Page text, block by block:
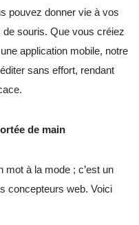
pouvez donner vie à vos
souris. Que vous créiez
application mobile, notre
sans effort, rendant
de main
mot à la mode ; c’est un
concepteurs web. Voici